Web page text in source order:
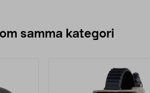
samma kategori